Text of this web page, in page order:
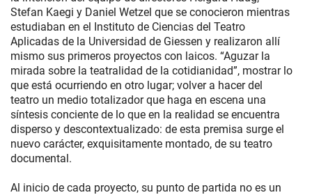
Stefan Kaegi y Daniel Wetzel que se conocieron mientras
estudiaban en el Instituto de Ciencias del Teatro
Aplicadas de la Universidad de Giessen y realizaron allí
mismo sus primeros proyectos con laicos. “Aguzar la
mirada sobre la teatralidad de la cotidianidad”, mostrar lo
que está ocurriendo en otro lugar; volver a hacer del
teatro un medio totalizador que haga en escena una
síntesis conciente de lo que en la realidad se encuentra
disperso y descontextualizado: de esta premisa surge el
nuevo carácter, exquisitamente montado, de su teatro
documental.
Al inicio de cada proyecto, su punto de partida no es un